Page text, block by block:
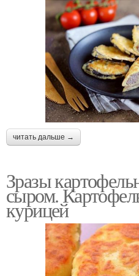
читать дальше →
Зразы
сыром.
курицей